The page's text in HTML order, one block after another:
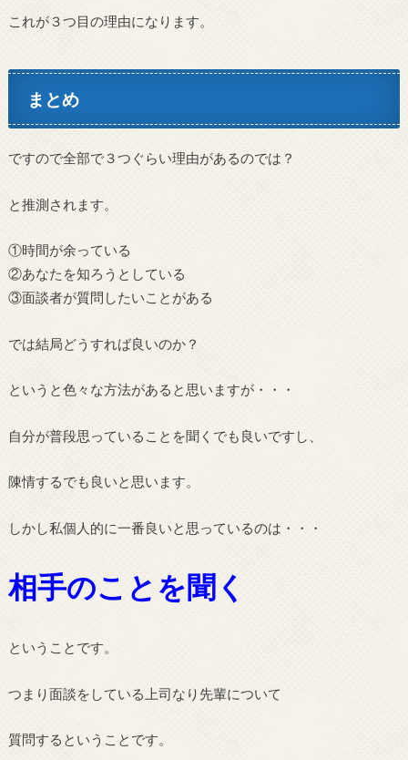
これが３つ目の理由になります。
まとめ
ですので全部で３つぐらい理由があるのでは？
と推測されます。
①時間が余っている
②あなたを知ろうとしている
③面談者が質問したいことがある
では結局どうすれば良いのか？
というと色々な方法があると思いますが・・・
自分が普段思っていることを聞くでも良いですし、
陳情するでも良いと思います。
しかし私個人的に一番良いと思っているのは・・・
相手のことを聞く
ということです。
つまり面談をしている上司なり先輩について
質問するということです。